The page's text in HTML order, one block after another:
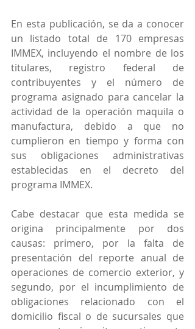
En esta publicación, se da a conocer
un listado total de 170 empresas
IMMEX, incluyendo el nombre de los
titulares, registro federal de
contribuyentes y el número de
programa asignado para cancelar la
actividad de la operación maquila o
manufactura, debido a que no
cumplieron en tiempo y forma con
sus obligaciones administrativas
establecidas en el decreto del
programa IMMEX.
Cabe destacar que esta medida se
origina principalmente por dos
causas: primero, por la falta de
presentación del reporte anual de
operaciones de comercio exterior, y
segundo, por el incumplimiento de
obligaciones relacionado con el
domicilio fiscal o de sucursales que